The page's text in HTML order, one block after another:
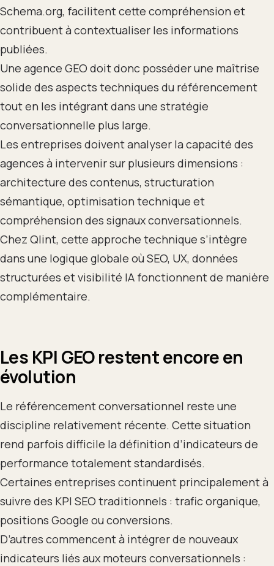
Schema.org, facilitent cette compréhension et
contribuent à contextualiser les informations
publiées.
Une agence GEO doit donc posséder une maîtrise
solide des aspects techniques du référencement
tout en les intégrant dans une stratégie
conversationnelle plus large.
Les entreprises doivent analyser la capacité des
agences à intervenir sur plusieurs dimensions :
architecture des contenus, structuration
sémantique, optimisation technique et
compréhension des signaux conversationnels.
Chez Qlint, cette approche technique s’intègre
dans une logique globale où SEO, UX, données
structurées et visibilité IA fonctionnent de manière
complémentaire.
Les KPI GEO restent encore en
évolution
Le référencement conversationnel reste une
discipline relativement récente. Cette situation
rend parfois difficile la définition d’indicateurs de
performance totalement standardisés.
Certaines entreprises continuent principalement à
suivre des KPI SEO traditionnels : trafic organique,
positions Google ou conversions.
D’autres commencent à intégrer de nouveaux
indicateurs liés aux moteurs conversationnels :